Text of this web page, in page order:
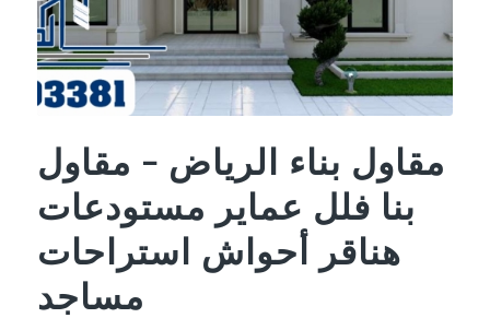
مقاول بناء الرياض – مقاول
بنا فلل عماير مستودعات
هناقر أحواش استراحات
مساجد